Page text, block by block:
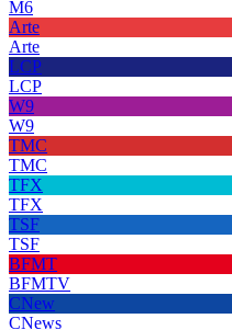
M6
Arte
Arte
LCP
LCP
W9
W9
TMC
TMC
TFX
TFX
TSF
TSF
BFMT
BFMTV
CNew
CNews